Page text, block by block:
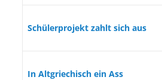
Schülerprojekt zahlt sich aus
In Altgriechisch ein Ass